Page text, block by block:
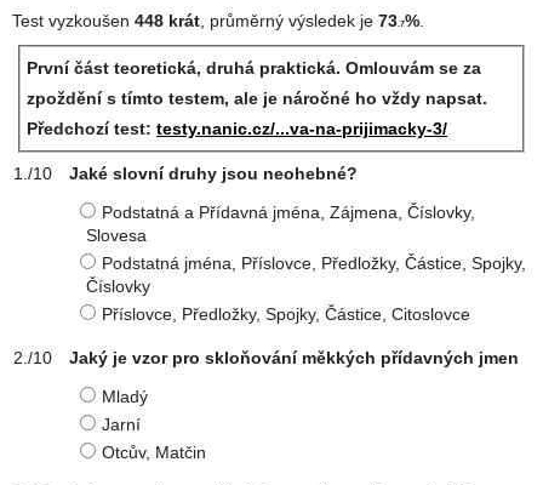
Test vyzkoušen 448 krát , průměrný výsledek je 73 .7%
První část teoretická, druhá praktická. Omlouvám se za
zpoždění s tímto testem, ale je náročné ho vždy napsat.
Předchozí test: testy.nanic.cz/...va-na-prijimacky-3/
Jaké slovní druhy jsou neohebné?
Podstatná a Přídavná jména, Zájmena, Číslovky,
Slovesa
Podstatná jména, Příslovce, Předložky, Částice, Spojky,
Číslovky
Příslovce, Předložky, Spojky, Částice, Citoslovce
Jaký je vzor pro skloňování měkkých přídavných jmen
Mladý
Jarní
Otcův, Matčin